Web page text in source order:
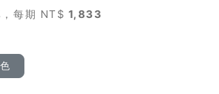
每期 NT$ 1,833